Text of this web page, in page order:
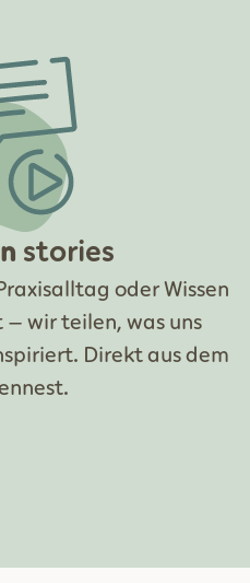
stories
oder Wissen
wir teilen, was uns
Direkt aus dem